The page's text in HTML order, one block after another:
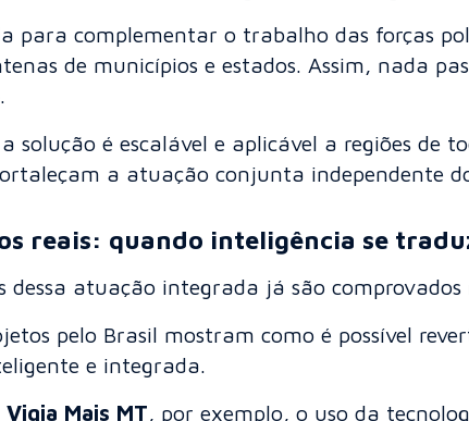
para complementar o trabalho das forças
de municípios e estados. Assim, nada
solução é escalável e aplicável a regiões de
a atuação conjunta independente
reais: quando inteligência se
dessa atuação integrada já são
pelo Brasil mostram como é possível
e integrada.
Mais MT, por exemplo, o uso da